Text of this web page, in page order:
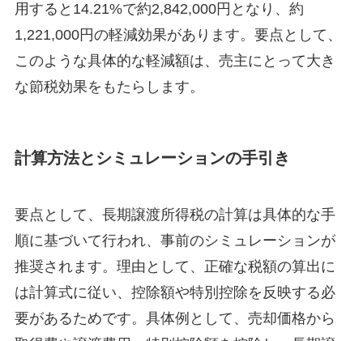
用すると14.21%で約2,842,000円となり、約
1,221,000円の軽減効果があります。要点として、
このような具体的な軽減額は、売主にとって大き
な節税効果をもたらします。
計算方法とシミュレーションの手引き
要点として、長期譲渡所得税の計算は具体的な手
順に基づいて行われ、事前のシミュレーションが
推奨されます。理由として、正確な税額の算出に
は計算式に従い、控除額や特別控除を反映する必
要があるためです。具体例として、売却価格から